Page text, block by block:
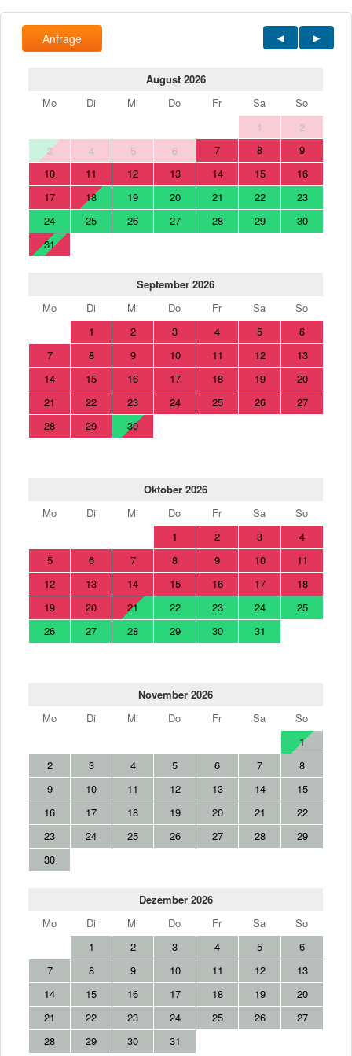
Anfrage
August 2026
Mo
Di Mi Do Fr Sa
So
1
2
3
4 5 6 7 8
9
10
11 12 13 14 15
16
17
18 19 20 21 22
23
24
25 26 27 28 29
30
31
September 2026
Mo
Di Mi Do Fr Sa
So
1
2 3 4 5
6
7
8 9 10 11 12
13
14
15 16 17 18 19
20
21
22 23 24 25 26
27
28
29 30
Oktober 2026
Mo
Di Mi Do Fr Sa
So
1
2 3
4
5
6 7 8 9 10
11
12
13 14 15 16 17
18
19
20 21 22 23 24
25
26
27 28 29 30 31
November 2026
Mo
Di Mi Do Fr Sa
So
1
2
3 4 5 6 7
8
9
10 11 12 13 14
15
16
17 18 19 20 21
22
23
24 25 26 27 28
29
30
Dezember 2026
Mo
Di Mi Do Fr Sa
So
1
2 3 4 5
6
7
8 9 10 11 12
13
14
15 16 17 18 19
20
21
22 23 24 25 26
27
28
29 30 31